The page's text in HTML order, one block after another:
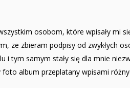
osobom, które wpisały mi
ze zbieram podpisy od zwykłych
tym samym stały się dla mnie
album przeplatany wpisami